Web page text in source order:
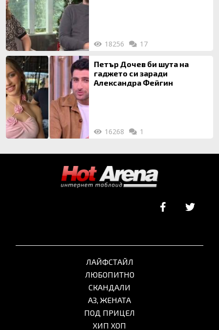
18256 17
Петър Дочев би шута на
гаджето си заради
Александра Фейгин
16268 1
ЛАЙФСТАЙЛ
ЛЮБОПИТНО
СКАНДАЛИ
АЗ, ЖЕНАТА
ПОД ПРИЦЕЛ
ХИП ХОП